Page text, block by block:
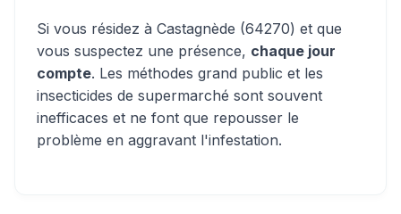
Si vous résidez à Castagnède (64270) et que
vous suspectez une présence, chaque jour
compte. Les méthodes grand public et les
insecticides de supermarché sont souvent
inefficaces et ne font que repousser le
problème en aggravant l'infestation.